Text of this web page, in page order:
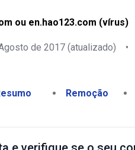
ou en.hao123.com (vírus)
de 2017 (atualizado) •
Remoção